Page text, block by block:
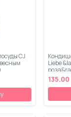
CJ
Liebe
мл